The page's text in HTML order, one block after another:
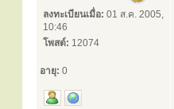
ลงทะเบียนเมื่อ: 01 ส.ค. 2005,
10:46
โพสต์: 12074
อายุ: 0